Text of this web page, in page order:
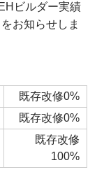
ビルダー実績
お知らせしま
既存改修0%
既存改修0%
既存改修
100%